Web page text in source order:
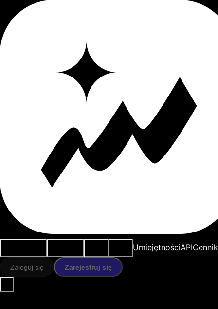
UmiejętnościAPICennik
Zaloguj się Zarejestruj się